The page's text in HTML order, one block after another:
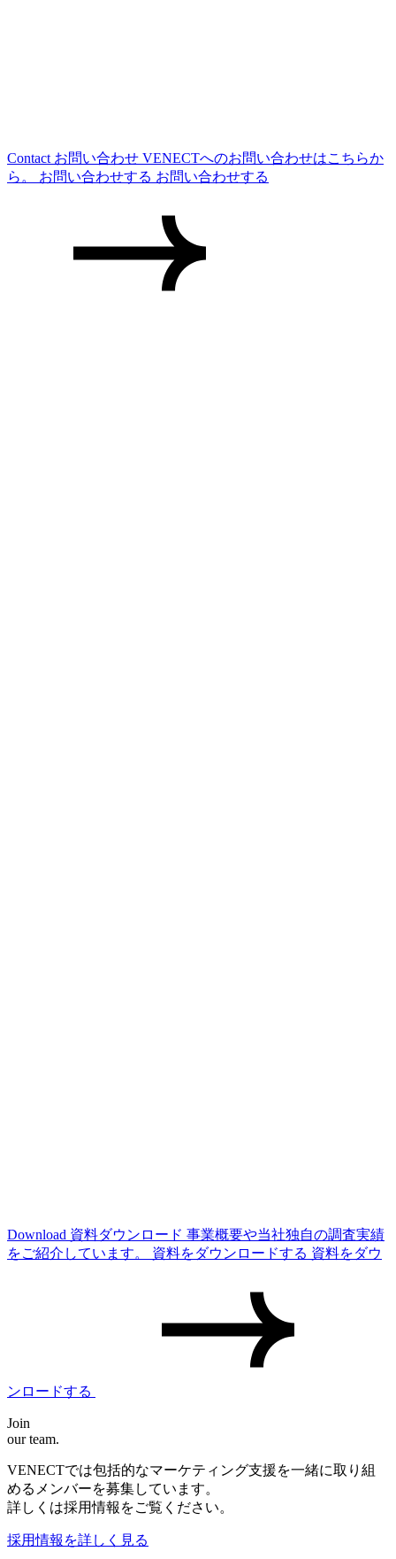
Contact お問い合わせ VENECTへのお問い合わせはこちらか
ら。
お問い合わせする お問い合わせする
Download 資料ダウンロード 事業概要や当社独自の調査実績
をご紹介しています。
資料をダウンロードする 資料をダウ
ンロードする
Join
our team.
VENECTでは包括的なマーケティング支援を一緒に取り組
めるメンバーを募集しています。
詳しくは採用情報をご覧ください。
採用情報を詳しく見る